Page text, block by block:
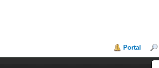
Portal